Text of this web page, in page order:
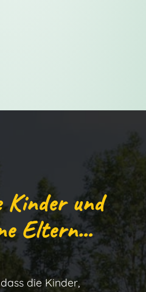
Kinder und
Eltern…
die Kinder,